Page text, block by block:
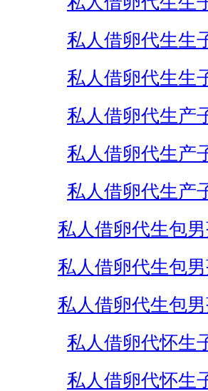
私人借卵代生生
私人借卵代生生
私人借卵代生产
私人借卵代生产
私人借卵代生产
私人借卵代生包
私人借卵代生包
私人借卵代生包
私人借卵代怀生
私人借卵代怀生